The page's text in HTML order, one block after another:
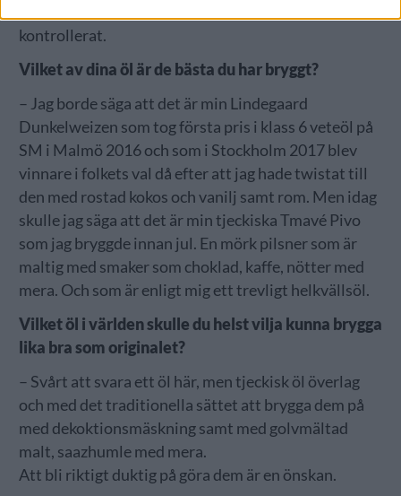
kontrollerat.
Vilket av dina öl är de bästa du har bryggt?
– Jag borde säga att det är min Lindegaard
Dunkelweizen som tog första pris i klass 6 veteöl på
SM i Malmö 2016 och som i Stockholm 2017 blev
vinnare i folkets val då efter att jag hade twistat till
den med rostad kokos och vanilj samt rom. Men idag
skulle jag säga att det är min tjeckiska Tmavé Pivo
som jag bryggde innan jul. En mörk pilsner som är
maltig med smaker som choklad, kaffe, nötter med
mera. Och som är enligt mig ett trevligt helkvällsöl.
Vilket öl i världen skulle du helst vilja kunna brygga
lika bra som originalet?
– Svårt att svara ett öl här, men tjeckisk öl överlag
och med det traditionella sättet att brygga dem på
med dekoktionsmäskning samt med golvmältad
malt, saazhumle med mera.
Att bli riktigt duktig på göra dem är en önskan.